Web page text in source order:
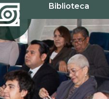
Biblioteca